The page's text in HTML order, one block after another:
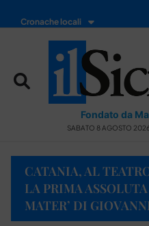
Cronache locali
Fondato da
SABATO 8 AGOSTO
CATANIA, AL
LA PRIMA
MATER’ DI